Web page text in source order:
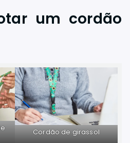
um cordão
Cordão de girassol